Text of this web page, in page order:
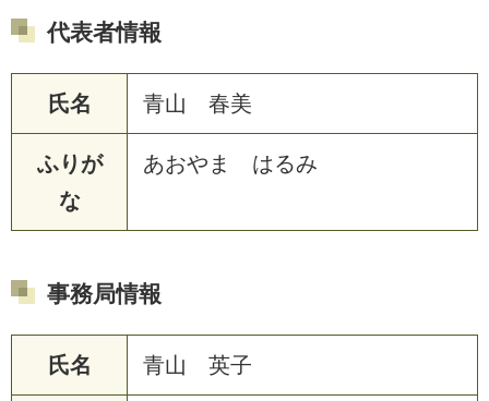
代表者情報
氏名 青山 春美
ふりが
な
あおやま はるみ
事務局情報
氏名 青山 英子